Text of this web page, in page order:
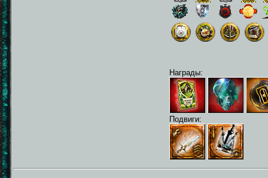
Награды:
Подвиги: